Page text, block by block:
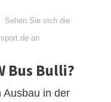
Sehen Sie sich die
an
Bus Bulli?
Ausbau in der